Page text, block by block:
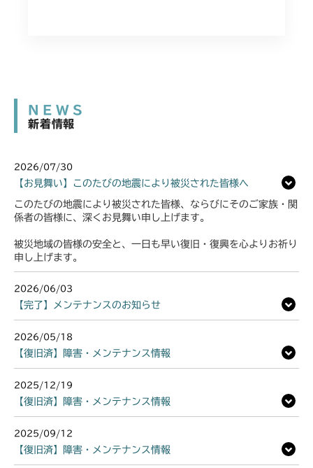
NEWS
新着情報
2026/07/30
【お見舞い】このたびの地震により被災された皆様へ
このたびの地震により被災された皆様、ならびにそのご家族・関
係者の皆様に、深くお見舞い申し上げます。
被災地域の皆様の安全と、一日も早い復旧・復興を心よりお祈り
申し上げます。
2026/06/03
【完了】メンテナンスのお知らせ
2026/05/18
【復旧済】障害・メンテナンス情報
2025/12/19
【復旧済】障害・メンテナンス情報
2025/09/12
【復旧済】障害・メンテナンス情報